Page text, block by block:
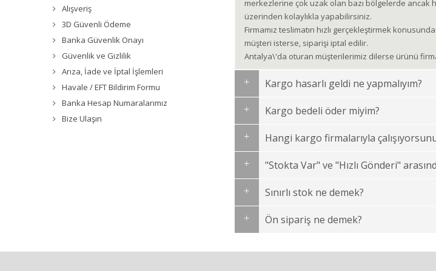
Alışveriş
3D Güvenli Ödeme
Banka Güvenlik Onayı
Güvenlik ve Gizlilik
Arıza, İade ve İptal İşlemleri
Havale / EFT Bildirim Formu
Banka Hesap Numaralarımız
Bize Ulaşın
merkezlerine çok uzak olan bazı bölgelerde ancak
üzerinden kolaylıkla yapabilirsiniz.
Firmamız teslimatın hızlı gerçekleştirmek
müşteri isterse, siparişi iptal edilir.
Antalya\'da oturan müşterilerimiz dilerse ürünü
Kargo hasarlı geldi ne yapmalıyım?
Kargo bedeli öder miyim?
Hangi kargo firmalarıyla
"Stokta Var" ve "Hızlı Gönderi"
Sınırlı stok ne demek?
Ön sipariş ne demek?